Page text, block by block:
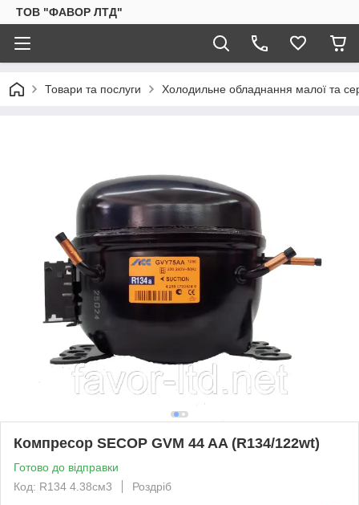
ТОВ "ФАВОР ЛТД"
Товари та послуги Холодильне обладнання малої та
Компресор SECOP GVM 44 AA (R134/122wt)
Готово до відправки
Код: R134 4.38см3
Роздріб